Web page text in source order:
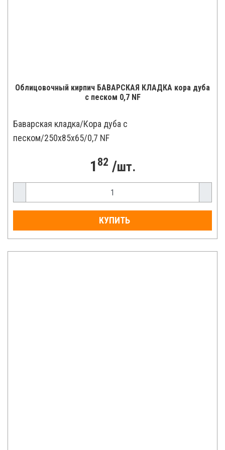
Облицовочный кирпич БАВАРСКАЯ КЛАДКА кора дуба
с песком 0,7 NF
Баварская кладка/Кора дуба с
песком/250x85x65/0,7 NF
1 82 /шт.
КУПИТЬ